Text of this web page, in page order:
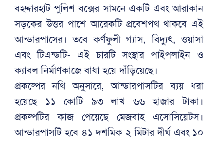
বহদ্দারহাট পুলিশ বক্সের সামনে একটি এবং আরাকান
সড়কের উত্তর পাশে আরেকটি প্রবেশপথ থাকবে এই
আন্ডারপাসের। তবে কর্ণফুলী গ্যাস, বিদ্যুৎ, ওয়াসা
এবং টিএন্ডটি- এই চারটি সংস্থার পাইপলাইন ও
ক্যাবল নির্মাণকাজে বাধা হয়ে দাঁড়িয়েছে।
প্রকল্পের নথি অনুসারে, আন্ডারপাসটির ব্যয় ধরা
হয়েছে ১১ কোটি ৯৩ লাখ ৬৬ হাজার টাকা।
প্রকল্পটির কাজ পেয়েছে মেজবাহ এসোসিয়েটস।
আন্ডারপাসটি হবে ৪১ দশমিক ২ মিটার দীর্ঘ এবং ১০